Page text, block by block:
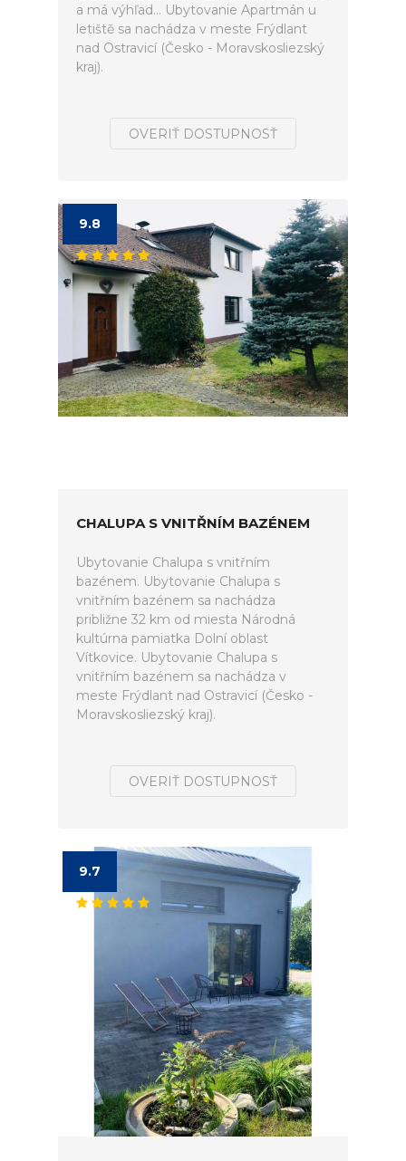
a má výhľad... Ubytovanie Apartmán u
letiště sa nachádza v meste Frýdlant
nad Ostravicí (Česko - Moravskosliezský
kraj).
OVERIŤ DOSTUPNOSŤ
9.8
CHALUPA S VNITŘNÍM BAZÉNEM
Ubytovanie Chalupa s vnitřním
bazénem. Ubytovanie Chalupa s
vnitřním bazénem sa nachádza
približne 32 km od miesta Národná
kultúrna pamiatka Dolní oblast
Vítkovice. Ubytovanie Chalupa s
vnitřním bazénem sa nachádza v
meste Frýdlant nad Ostravicí (Česko -
Moravskosliezský kraj).
OVERIŤ DOSTUPNOSŤ
9.7